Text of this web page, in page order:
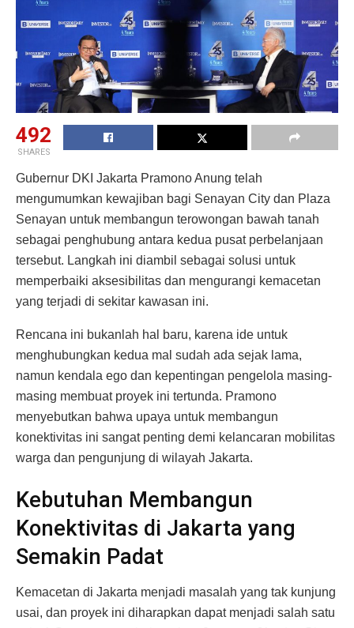
492
SHARES
Gubernur DKI Jakarta Pramono Anung telah
mengumumkan kewajiban bagi Senayan City dan Plaza
Senayan untuk membangun terowongan bawah tanah
sebagai penghubung antara kedua pusat perbelanjaan
tersebut. Langkah ini diambil sebagai solusi untuk
memperbaiki aksesibilitas dan mengurangi kemacetan
yang terjadi di sekitar kawasan ini.
Rencana ini bukanlah hal baru, karena ide untuk
menghubungkan kedua mal sudah ada sejak lama,
namun kendala ego dan kepentingan pengelola masing-
masing membuat proyek ini tertunda. Pramono
menyebutkan bahwa upaya untuk membangun
konektivitas ini sangat penting demi kelancaran mobilitas
warga dan pengunjung di wilayah Jakarta.
Kebutuhan Membangun
Konektivitas di Jakarta yang
Semakin Padat
Kemacetan di Jakarta menjadi masalah yang tak kunjung
usai, dan proyek ini diharapkan dapat menjadi salah satu